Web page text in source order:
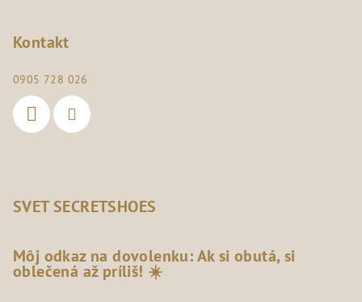
Kontakt
0905 728 026
SVET SECRETSHOES
Môj odkaz na dovolenku: Ak si obutá, si
oblečená až príliš! ☀️